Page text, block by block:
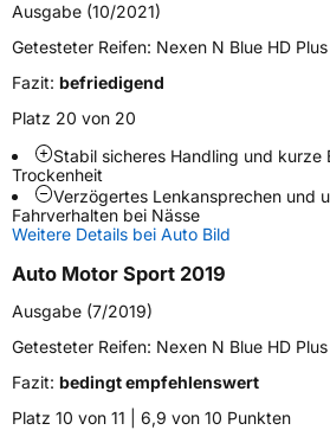
VerwendungSommerreifen
ModellnameN Blue HD Plus
FahrzeugartPKW & SUV
Weitere Eigenschaften
SchlauchtypTL
ZustandNeureifen
EU Label
Ausgabe (10/2021)
Getesteter Reifen: Nexen N Blue HD
Fazit: befriedigend
Platz 20 von 20
Stabil sicheres Handling und kurze
Trockenheit
Verzögertes Lenkansprechen und
Fahrverhalten bei Nässe
Weitere Details bei Auto Bild
Auto Motor Sport 2019
Ausgabe (7/2019)
Getesteter Reifen: Nexen N Blue HD
Fazit: bedingt empfehlenswert
Platz 10 von 11 | 6,9 von 10 Punkten